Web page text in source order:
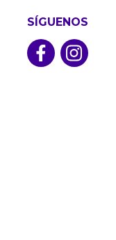
SÍGUENOS